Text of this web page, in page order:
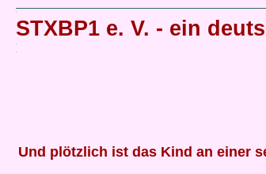
STXBP1 e. V. - ein
Und plötzlich ist das Kind an einer